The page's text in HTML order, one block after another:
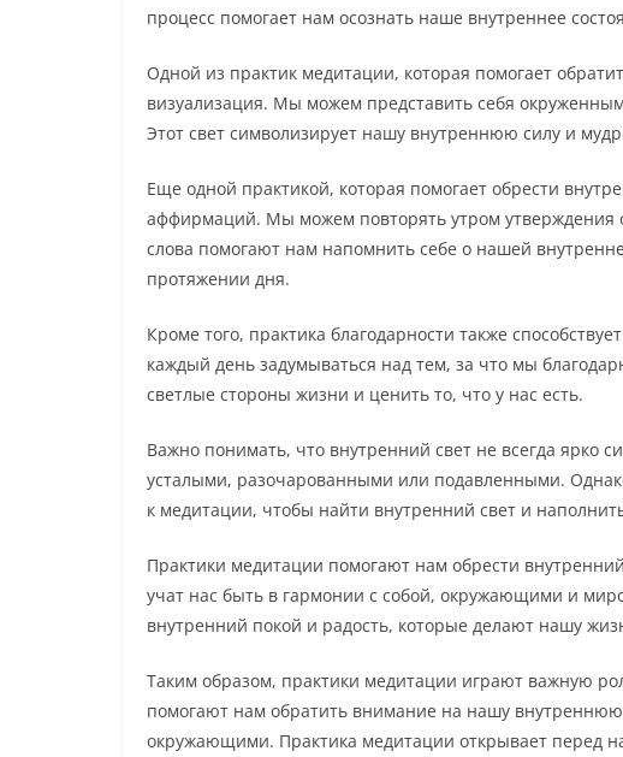
процесс помогает нам осознать наше внутреннее
Одной из практик медитации, которая помогает
визуализация. Мы можем представить себя
Этот свет символизирует нашу внутреннюю силу и
Еще одной практикой, которая помогает обрести
аффирмаций. Мы можем повторять утром утверждения
слова помогают нам напомнить себе о нашей
протяжении дня.
Кроме того, практика благодарности также
каждый день задумываться над тем, за что мы
светлые стороны жизни и ценить то, что у нас есть.
Важно понимать, что внутренний свет не всегда ярко
усталыми, разочарованными или подавленными.
к медитации, чтобы найти внутренний свет и
Практики медитации помогают нам обрести
учат нас быть в гармонии с собой, окружающими и
внутренний покой и радость, которые делают нашу
Таким образом, практики медитации играют важную
помогают нам обратить внимание на нашу внутреннюю
окружающими. Практика медитации открывает перед